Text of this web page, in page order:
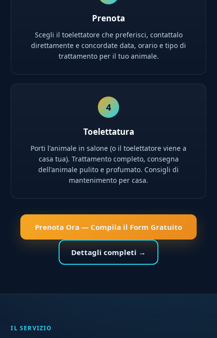
Prenota
Scegli il toelettatore che preferisci, contattalo
direttamente e concordate data, orario e tipo di
trattamento per il tuo animale.
4
Toelettatura
Porti l'animale in salone (o il toelettatore viene a
casa tua). Trattamento completo, consegna
dell'animale pulito e profumato. Consigli di
mantenimento per casa.
Prenota Ora — Compila il Form Gratuito
Dettagli completi →
IL SERVIZIO